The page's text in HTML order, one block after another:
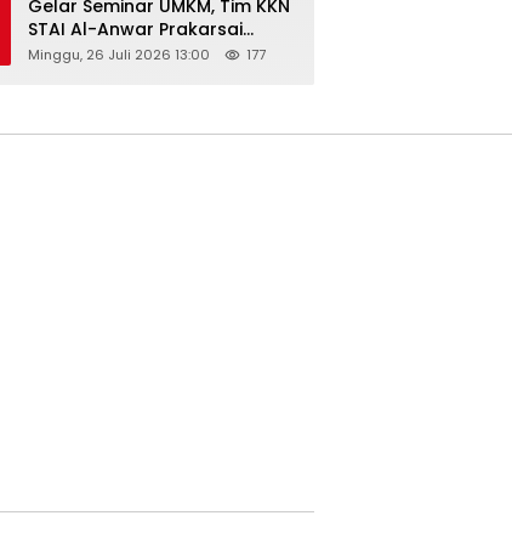
Gelar Seminar UMKM, Tim KKN
STAI Al-Anwar Prakarsai
Usaha Tepung Maizena di
Minggu, 26 Juli 2026 13:00 177